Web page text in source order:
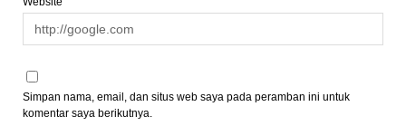
Simpan nama, email, dan situs web saya pada peramban ini untuk
komentar saya berikutnya.